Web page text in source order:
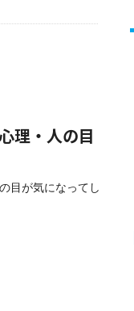
理・人の目
目が気になってし